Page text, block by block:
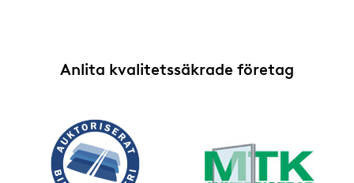
Anlita kvalitetssäkrade företag